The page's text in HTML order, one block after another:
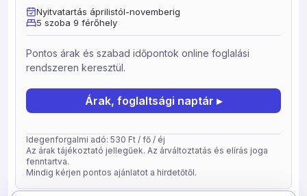
időtartamú foglalásokat nem áll módunkban teljesíteni.
A vendégház zárt parkolóval és díjmentes Wifi-vel áll a
érkező kedves vendégek a házat 10 perces sétával
érhetik el a pályaudvarról.
Nyitvatartás áprilistól-novemberig
5 szoba 9 férőhely
Pontos árak és szabad időpontok online foglalási
rendszeren keresztül.
Árak, foglaltsági naptár ▸
Idegenforgalmi adó: 530 Ft / fő / éj
Az árak tájékoztató jellegűek. Az árváltoztatás és elírás joga
fenntartva.
Mindig kérjen pontos ajánlatot a hirdetőtől.